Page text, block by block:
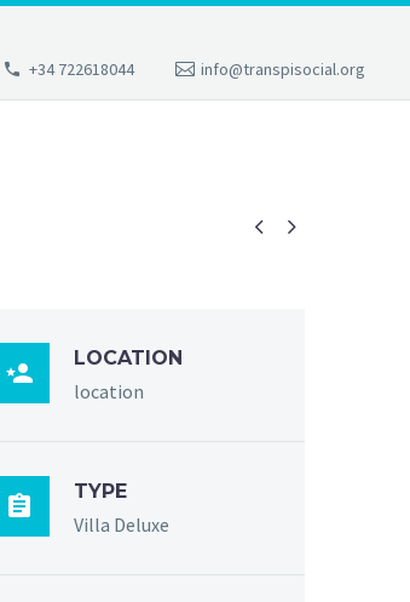
+34 722618044 info@transpisocial.org
 

LOCATION
location

TYPE
Villa Deluxe